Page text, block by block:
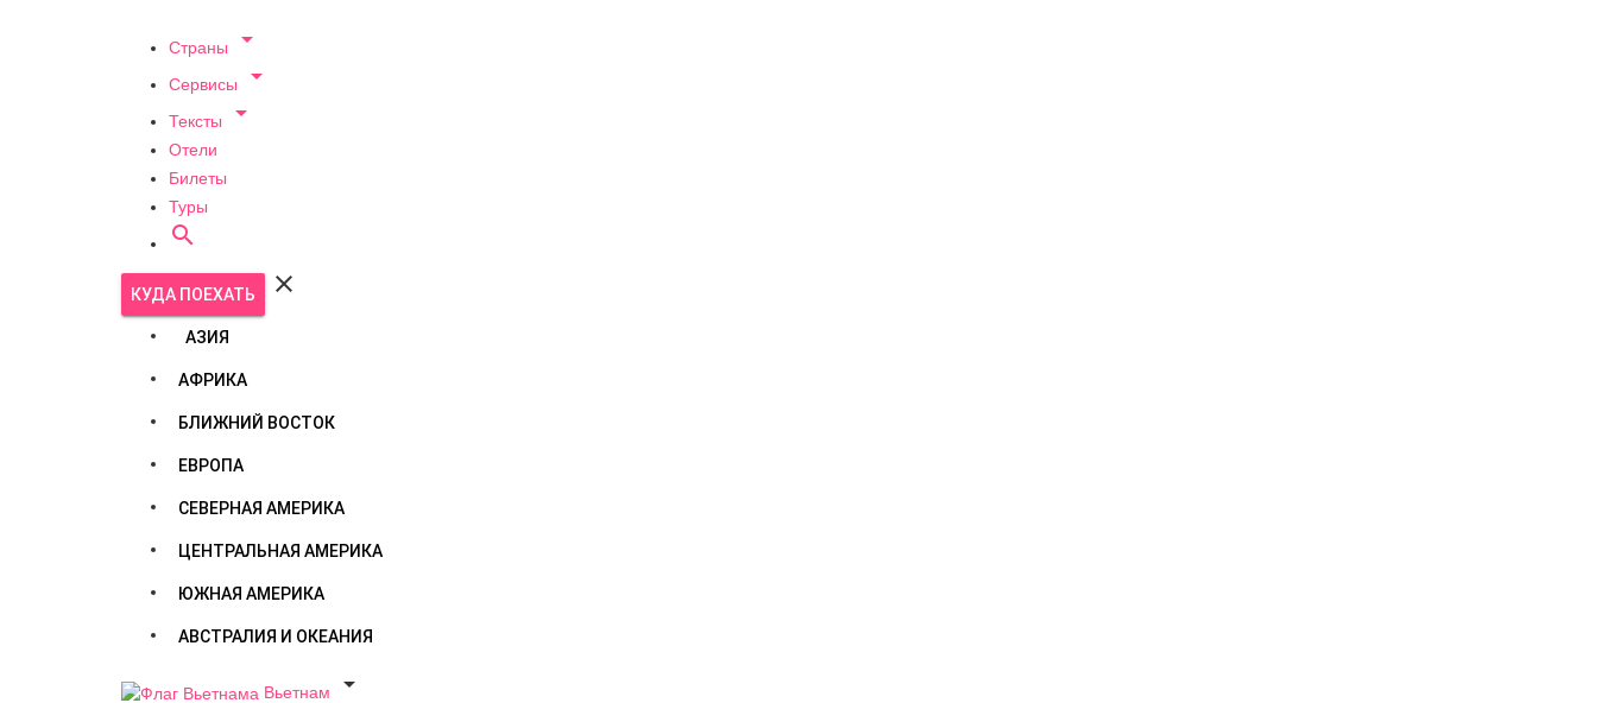
Страны 
Сервисы 
Тексты 
Отели
Билеты
Туры

КУДА ПОЕХАТЬ 
АЗИЯ
АФРИКА
БЛИЖНИЙ ВОСТОК
ЕВРОПА
СЕВЕРНАЯ АМЕРИКА
ЦЕНТРАЛЬНАЯ АМЕРИКА
ЮЖНАЯ АМЕРИКА
АВСТРАЛИЯ И ОКЕАНИЯ
Вьетнам
